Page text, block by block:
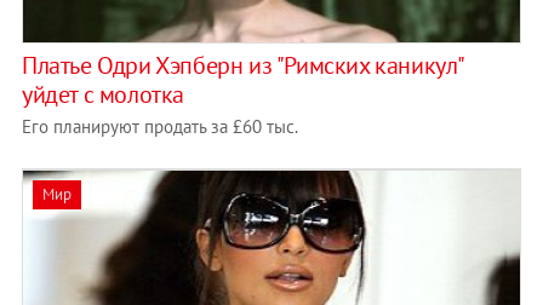
Платье Одри Хэпберн из "Римских каникул"
уйдет с молотка
Его планируют продать за £60 тыс.
Мир